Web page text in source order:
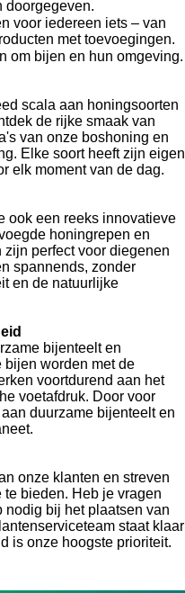
doorgegeven.
voor iedereen iets – van
met toevoegingen.
om bijen en hun omgeving.
scala aan honingsoorten
de rijke smaak van
van onze boshoning en
Elke soort heeft zijn eigen
elk moment van de dag.
ook een reeks innovatieve
honingrepen en
perfect voor diegenen
spannends, zonder
en de natuurlijke
bijenteelt en
worden met de
voortdurend aan het
voetafdruk. Door voor
duurzame bijenteelt en
onze klanten en streven
bieden. Heb je vragen
nodig bij het plaatsen van
staat klaar
is onze hoogste prioriteit.